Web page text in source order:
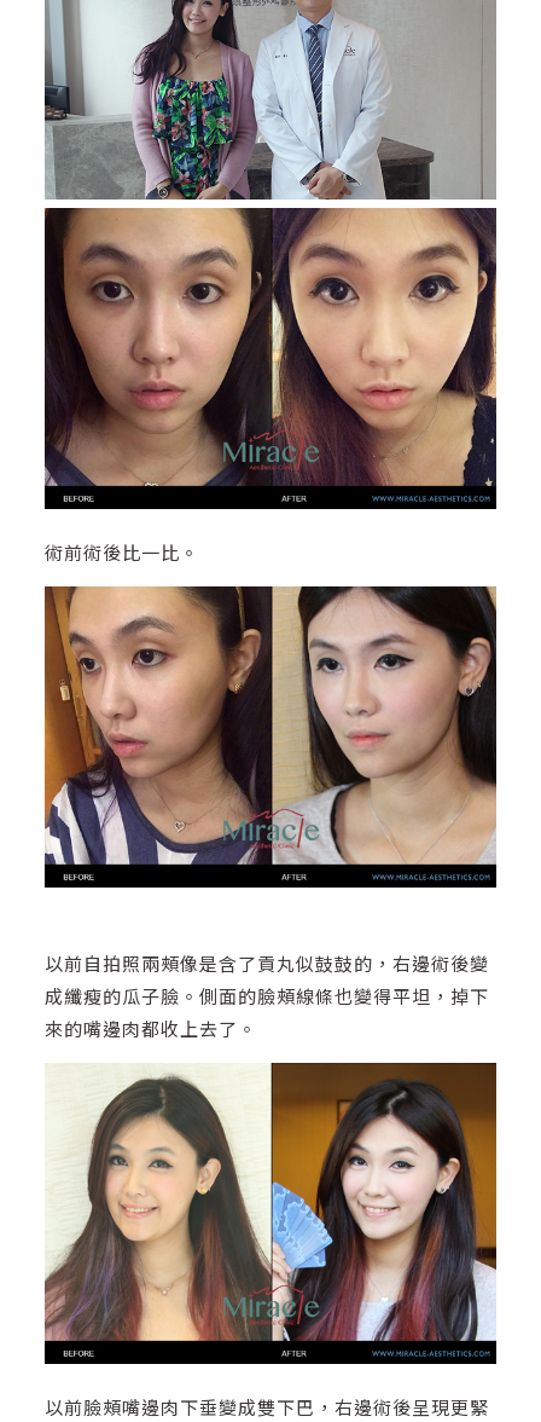
術前術後比一比。
以前自拍照兩頰像是含了貢丸似鼓鼓的，右邊術後變
成纖瘦的瓜子臉。側面的臉頰線條也變得平坦，掉下
來的嘴邊肉都收上去了。
以前臉頰嘴邊肉下垂變成雙下巴，右邊術後呈現更緊